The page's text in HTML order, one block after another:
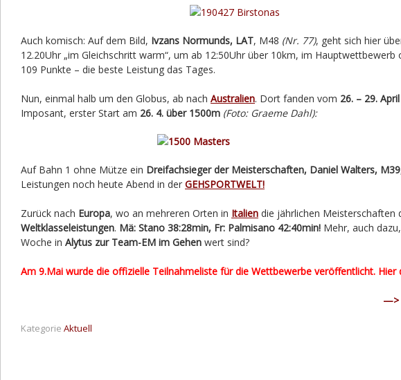
Auch komisch: Auf dem Bild, Ivzans Normunds, LAT, M48 (Nr. 77), geht sich hier
12.20Uhr „im Gleichschritt warm“, um ab 12:50Uhr über 10km, im
109 Punkte – die beste Leistung das Tages.
Nun, einmal halb um den Globus, ab nach Australien. Dort fanden vom 26. – 29.
Imposant, erster Start am 26. 4. über 1500m (Foto: Graeme Dahl):
Auf Bahn 1 ohne Mütze ein Dreifachsieger der Meisterschaften, Daniel Walters, M39
Leistungen noch heute Abend in der GEHSPORTWELT!
Zurück nach Europa, wo an mehreren Orten in Italien die jährlichen Meisterschaften
Weltklasseleistungen. Mä: Stano 38:28min, Fr: Palmisano 42:40min! Mehr, auch
Woche in Alytus zur Team-EM im Gehen wert sind?
Am 9.Mai wurde die offizielle Teilnahmeliste für die Wettbewerbe veröffentlicht. Hier
—>
Kategorie Aktuell